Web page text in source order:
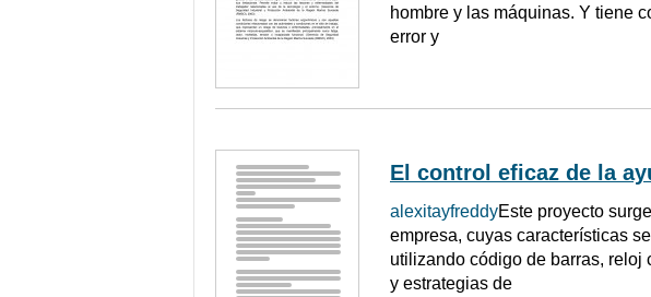
hombre y las máquinas. Y tiene
error y
El control eficaz de la
alexitayfreddyEste proyecto
empresa, cuyas características
utilizando código de barras, reloj
y estrategias de